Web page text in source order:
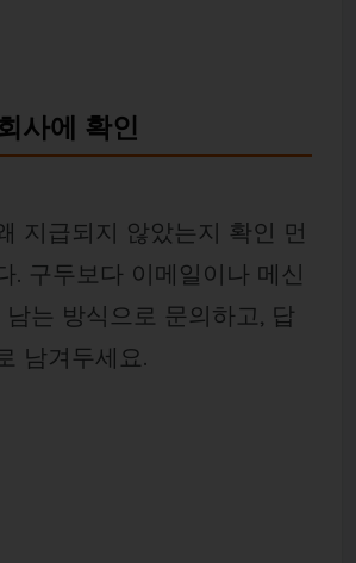
사에 확인
지급되지 않았는지 확인 먼
. 구두보다 이메일이나 메신
는 방식으로 문의하고, 답
남겨두세요.